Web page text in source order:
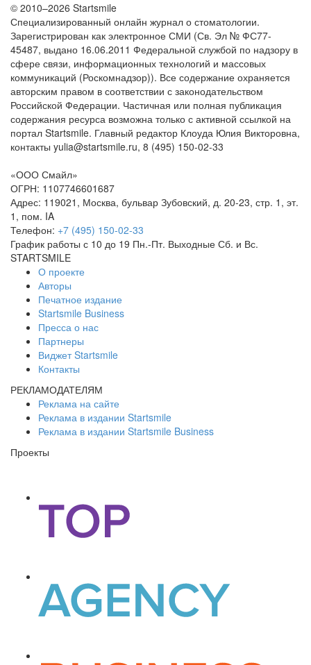
© 2010–2026 Startsmile
Специализированный онлайн журнал о стоматологии.
Зарегистрирован как электронное СМИ (Св. Эл № ФС77-
45487, выдано 16.06.2011 Федеральной службой по надзору в
сфере связи, информационных технологий и массовых
коммуникаций (Роскомнадзор)). Все содержание охраняется
авторским правом в соответствии с законодательством
Российской Федерации. Частичная или полная публикация
содержания ресурса возможна только с активной ссылкой на
портал Startsmile. Главный редактор Клоуда Юлия Викторовна,
контакты yulia@startsmile.ru, 8 (495) 150-02-33
«ООО Смайл»
ОГРН: 1107746601687
Адрес: 119021 , Москва, бульвар Зубовский, д. 20-23, стр. 1, эт.
1, пом. IA
Телефон: +7 (495) 150-02-33
График работы с 10 до 19 Пн.-Пт. Выходные Сб. и Вс.
STARTSMILE
О проекте
Авторы
Печатное издание
Startsmile Business
Пресса о нас
Партнеры
Виджет Startsmile
Контакты
РЕКЛАМОДАТЕЛЯМ
Реклама на сайте
Реклама в издании Startsmile
Реклама в издании Startsmile Business
Проекты